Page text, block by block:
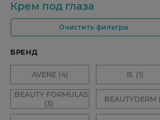
Крем под глаза
Очистить фильтры